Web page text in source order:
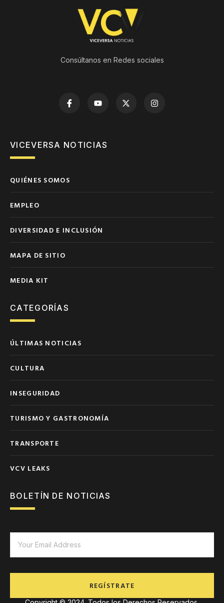
Consúltanos en Redes sociales
VICEVERSA NOTICIAS
QUIÉNES SOMOS
EMPLEO
DIVERSIDAD E INCLUSIÓN
MAPA DE SITIO
MEDIA KIT
CATEGORÍAS
ÚLTIMAS NOTICIAS
CULTURA
INSEGURIDAD
TURISMO Y GASTRONOMÍA
TRANSPORTE
VCV LEAKS
BOLETÍN DE NOTICIAS
REGÍSTRATE